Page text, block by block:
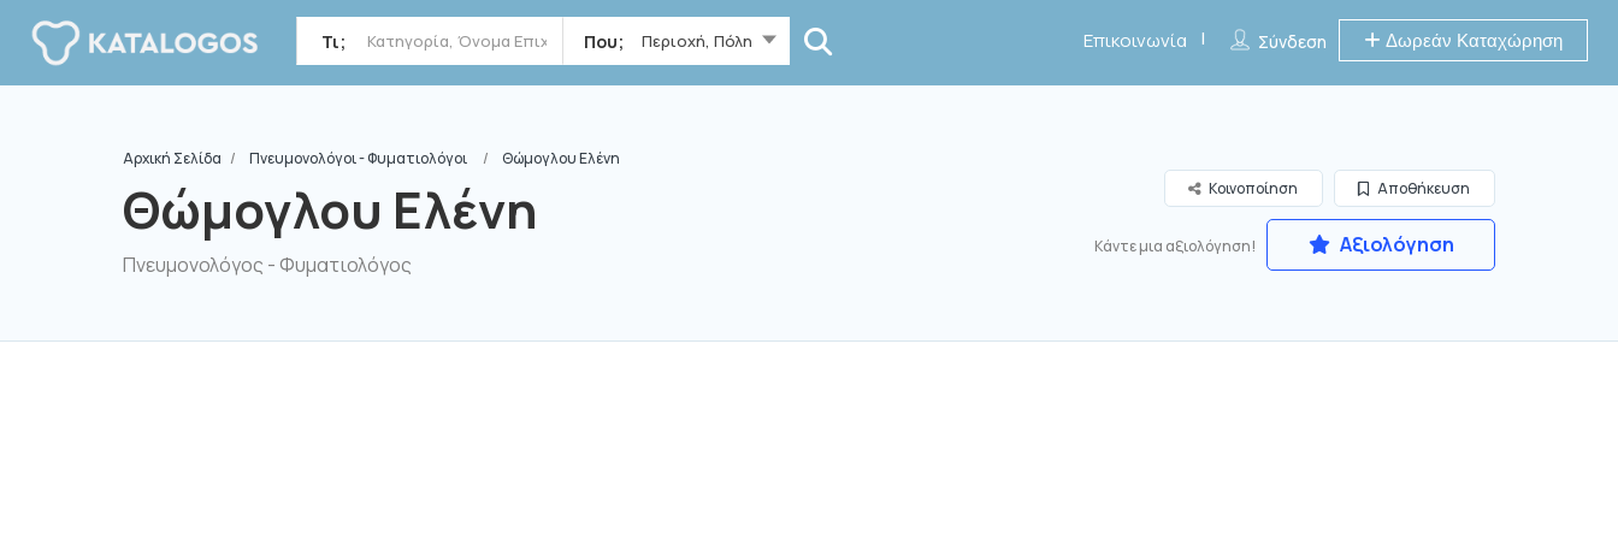
Τι; Που; Περιοχή, Πόλη Σύνδεση Δωρεάν Καταχώρηση
Επικοινωνία
Αρχική Σελίδα Πνευμονολόγοι - Φυματιολόγοι Θώμογλου Ελένη
Θώμογλου Ελένη
Πνευμονολόγος - Φυματιολόγος
Αποθήκευση
Κοινοποίηση
Κάντε μια αξιολόγηση! Αξιολόγηση